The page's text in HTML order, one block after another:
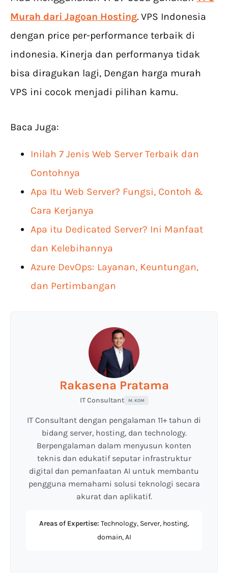
Murah dari Jagoan Hosting. VPS Indonesia
dengan price per-performance terbaik di
indonesia. Kinerja dan performanya tidak
bisa diragukan lagi, Dengan harga murah
VPS ini cocok menjadi pilihan kamu.
Baca Juga:
Inilah 7 Jenis Web Server Terbaik dan
Contohnya
Apa Itu Web Server? Fungsi, Contoh &
Cara Kerjanya
Apa itu Dedicated Server? Ini Manfaat
dan Kelebihannya
Azure DevOps: Layanan, Keuntungan,
dan Pertimbangan
Rakasena Pratama
IT Consultant M. KOM
IT Consultant dengan pengalaman 11+ tahun di
bidang server, hosting, dan technology.
Berpengalaman dalam menyusun konten
teknis dan edukatif seputar infrastruktur
digital dan pemanfaatan AI untuk membantu
pengguna memahami solusi teknologi secara
akurat dan aplikatif.
Areas of Expertise: Technology, Server, hosting,
domain, AI